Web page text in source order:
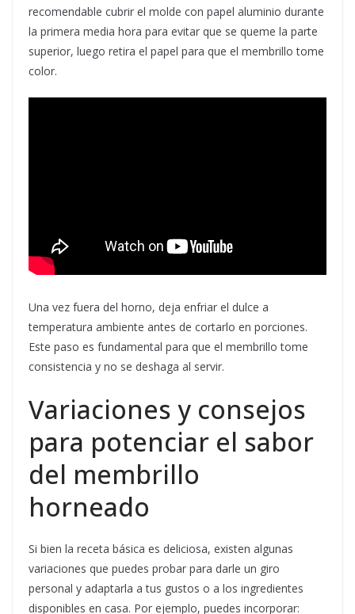
recomendable cubrir el molde con papel aluminio durante
la primera media hora para evitar que se queme la parte
superior, luego retira el papel para que el membrillo tome
color.
Una vez fuera del horno, deja enfriar el dulce a
temperatura ambiente antes de cortarlo en porciones.
Este paso es fundamental para que el membrillo tome
consistencia y no se deshaga al servir.
Variaciones y consejos
para potenciar el sabor
del membrillo
horneado
Si bien la receta básica es deliciosa, existen algunas
variaciones que puedes probar para darle un giro
personal y adaptarla a tus gustos o a los ingredientes
disponibles en casa. Por ejemplo, puedes incorporar: